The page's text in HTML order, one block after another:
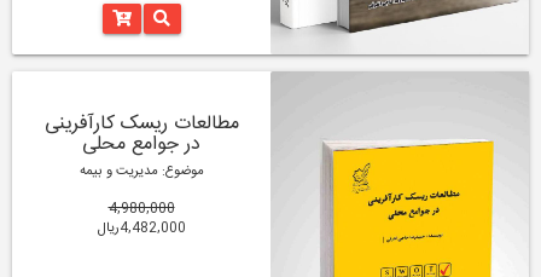
مطالعات ریسک کارآفرینی
در جوامع محلی
موضوع: مدیریت و بیمه
4,980,000
4,482,000ریال